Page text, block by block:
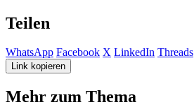
Teilen
WhatsApp Facebook X LinkedIn Threads
Link kopieren
Mehr zum Thema